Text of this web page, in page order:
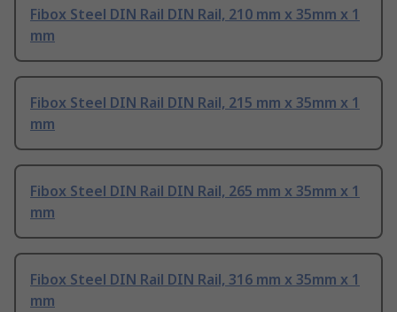
Fibox Steel DIN Rail DIN Rail, 210 mm x 35mm x 1
mm
Fibox Steel DIN Rail DIN Rail, 215 mm x 35mm x 1
mm
Fibox Steel DIN Rail DIN Rail, 265 mm x 35mm x 1
mm
Fibox Steel DIN Rail DIN Rail, 316 mm x 35mm x 1
mm